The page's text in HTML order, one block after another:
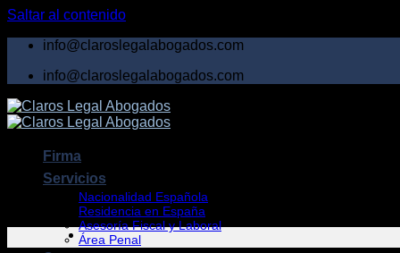
Saltar al contenido
info@claroslegalabogados.com
info@claroslegalabogados.com
Firma
Servicios
Nacionalidad Española
Residencia en España
Asesoría Fiscal y Laboral
Área Penal